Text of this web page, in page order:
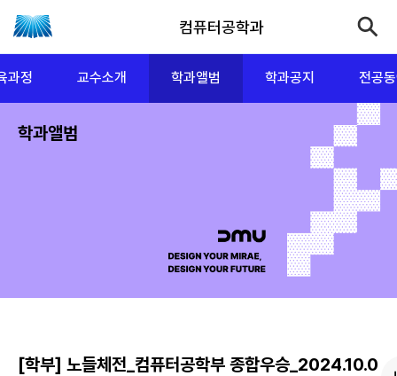
컴퓨터공학과
과정 교수소개 학과앨범 학과공지 전공
학과앨범
[학부] 노들체전_컴퓨터공학부 종합우승_2024.10.0